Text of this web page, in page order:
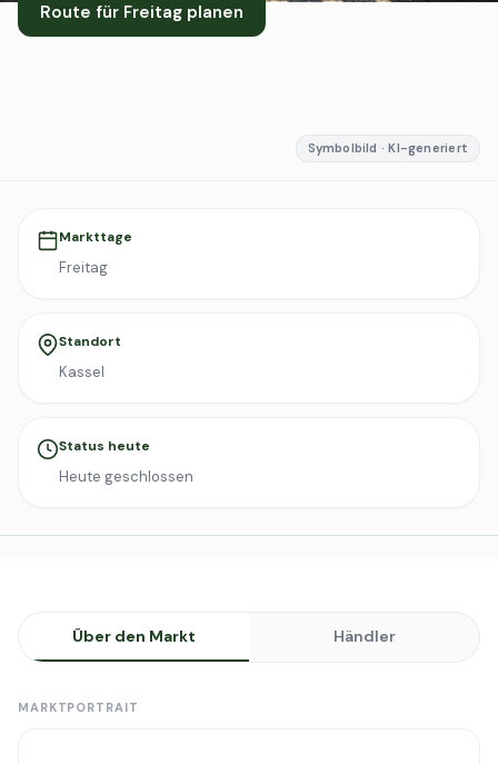
Route für Freitag planen
Symbolbild · KI-generiert
Markttage
Freitag
Standort
Kassel
Status heute
Heute geschlossen
Über den Markt Händler
MARKTPORTRAIT